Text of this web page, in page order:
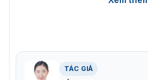
TÁC GIẢ